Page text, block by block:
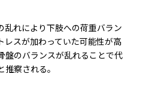
乱れにより下肢への荷重バラン
レスが加わっていた可能性が高
盤のバランスが乱れることで代
察される。